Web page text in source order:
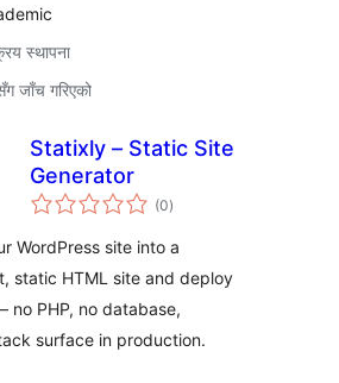
स्थापना
जाँच गरिएको
Statixly – Static Site
Generator
(0कुल
रेटिङ्गहरू
)
WordPress site into a
static HTML site and deploy
no PHP, no database,
surface in production.